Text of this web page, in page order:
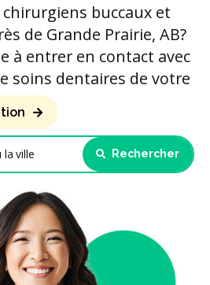
buccaux et
de Grande Prairie, AB?
à entrer en contact avec
soins dentaires de votre
ville Rechercher